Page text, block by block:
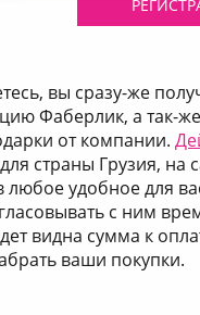
вы сразу-же
Фаберлик, а так-
от компании.
страны Грузия, на
удобное для
с ним
видна сумма к
ваши покупки.